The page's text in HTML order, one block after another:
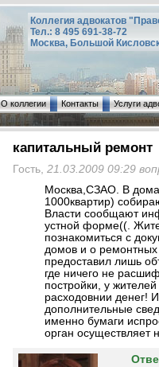
Коллегия адвокатов
Тел.: 8 495 691-38-72
Москва, Большой
О коллегии Контакты Услуги
капитальный ремонт
Гость, 21.03.2009 09:29
Москва,СЗАО. В
1000квартир)
Власти сообщают
устной форме((.
познакомиться с
домов и о
предоставил лишь
где ничего не
постройки, у
расходовнии денег!
дополнительные
именно бумаги
орган осуществляет